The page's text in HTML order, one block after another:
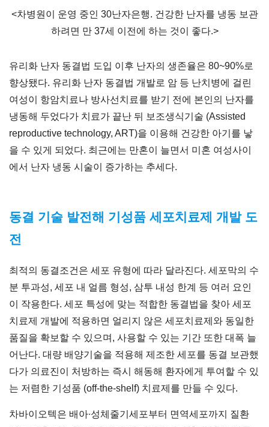
<차병원이 운영 중인 30난자은행. 건강한 난자를 냉동 보관
하려면 만 37세 이전에 하는 것이 좋다.>
유리화 난자 동결법 도입 이후 난자의 생존율은 80~90%로
향상됐다. 유리화 난자 동결법 개발로 암 등 난치병에 걸린
여성이 항암치료나 방사선치료를 받기 전에 본인의 난자를
냉동해 두었다가 치료가 끝난 뒤 보조생식기술 (Assisted
reproductive technology, ART)을 이용해 건강한 아기를 낳
을 수 있게 되었다. 최근에는 만혼이 늘면서 미혼 여성사이
에서 난자 냉동 시술이 증가하는 추세다.
동결 기술 발전해 기성품 세포치료제 개발 도
전
최적의 동결조건은 세포 유형에 따라 달라진다. 세포막의 수
분 투과성, 세포 내 얼름 형성, 삼투 내성 한계 등 여러 요인
이 작용한다. 세포 특성에 맞는 적합한 동결법을 찾아 세포
치료제 개발에 적용하면 얼리지 않은 세포치료제와 동일한
품질을 확보할 수 있으며, 사용할 수 있는 기간 또한 대폭 늘
어난다. 대량 배양기술을 적용해 제조한 세포를 동결 보관했
다가 의료진이 처방하는 즉시 해동해 환자에게 투여할 수 있
는 저렴한 기성품 (off-the-shelf) 치료제를 만들 수 있다.
차바이오텍은 배아∙성체줄기세포부터 면역세포까지 질환